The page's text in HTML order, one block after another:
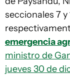
seccionales 7 y
emergencia
ministro de
jueves 30 de